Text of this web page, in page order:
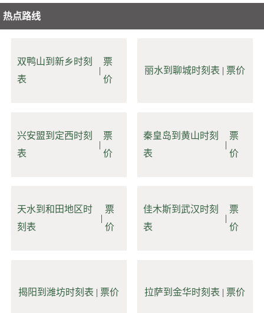
热点路线
双鸭山到新乡时刻
表
|
票
价
丽水到聊城时刻表 |票价
兴安盟到定西时刻
表
|
票
价
秦皇岛到黄山时刻
表
|
票
价
天水到和田地区时
刻表
|
票
价
佳木斯到武汉时刻
表
|
票
价
揭阳到潍坊时刻表 |票价 拉萨到金华时刻表 |票价